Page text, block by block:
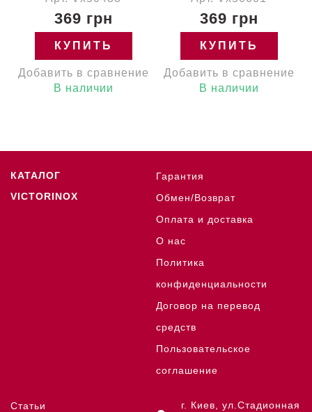
369 грн
КУПИТЬ
Добавить в сравнение
В наличии
369 грн
КУПИТЬ
Добавить в сравнение
В наличии
КАТАЛОГ
VICTORINOX
Гарантия
Обмен/Возврат
Оплата и доставка
О нас
Политика
конфиденциальности
Договор на перевод
средств
Пользовательское
соглашение
Статьи
г. Киев, ул.Стадионная